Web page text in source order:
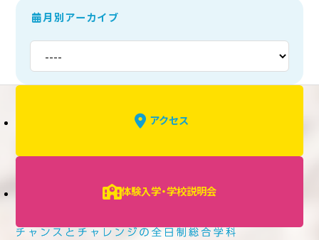
月別アーカイブ
アクセス
体験入学・学校説明会